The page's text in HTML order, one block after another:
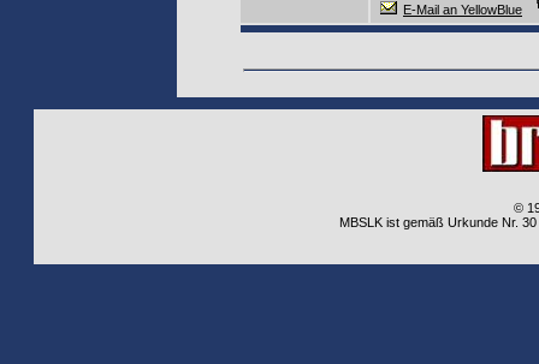
E-Mail an YellowBlue
©
MBSLK ist gemäß Urkunde Nr.